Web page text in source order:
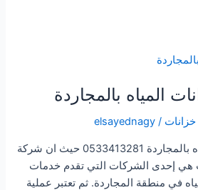
المياه بالمجاردة
/
elsayednagy
شركة عزل خزانات المياه بالمجاردة 0533413281 حيث ان شركة
هي إحدى الشركات التي تقدم خدمات
في منطقة المجاردة. ثم تعتبر عملية